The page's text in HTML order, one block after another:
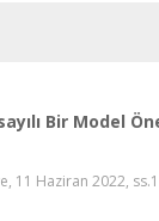
Bir Model
11 Haziran 2022,